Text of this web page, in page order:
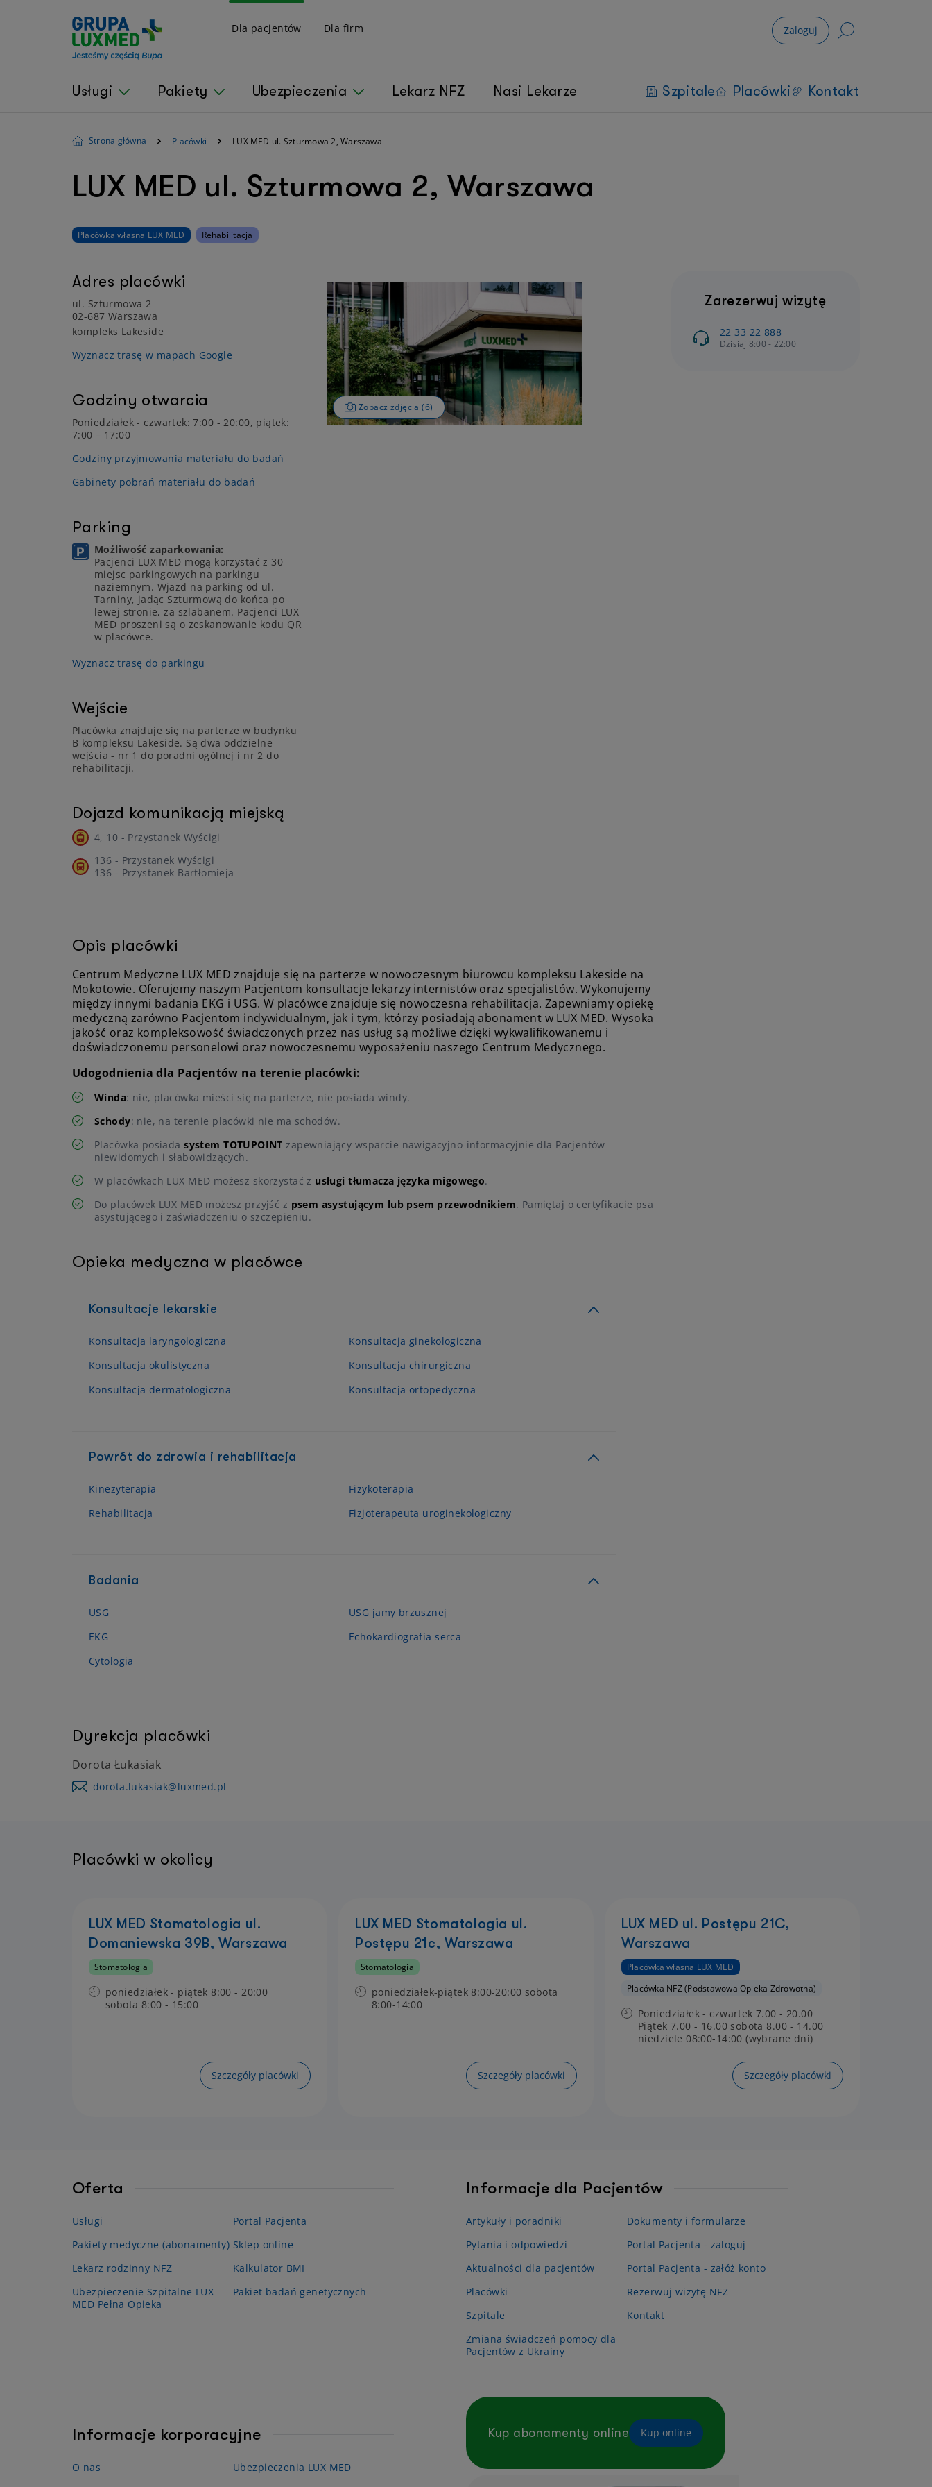
Dla pacjentów Dla firm Zaloguj
Usługi Pakiety Ubezpieczenia Lekarz NFZ Nasi Lekarze Szpitale Placówki Kontakt
Strona główna Placówki LUX MED ul. Szturmowa 2, Warszawa
LUX MED ul. Szturmowa 2, Warszawa
Placówka własna LUX MED Rehabilitacja
Adres placówki
ul. Szturmowa 2
02-687 Warszawa
kompleks Lakeside
Wyznacz trasę w mapach Google
Godziny otwarcia
Poniedziałek - czwartek: 7:00 - 20:00, piątek:
7:00 – 17:00
Godziny przyjmowania materiału do badań
Gabinety pobrań materiału do badań
Parking
Możliwość zaparkowania:
Pacjenci LUX MED mogą korzystać z 30
miejsc parkingowych na parkingu
naziemnym. Wjazd na parking od ul.
Tarniny, jadąc Szturmową do końca po
lewej stronie, za szlabanem. Pacjenci LUX
MED proszeni są o zeskanowanie kodu QR
w placówce.
Wyznacz trasę do parkingu
Wejście
Placówka znajduje się na parterze w budynku
B kompleksu Lakeside. Są dwa oddzielne
wejścia - nr 1 do poradni ogólnej i nr 2 do
rehabilitacji.
Dojazd komunikacją miejską
4, 10 - Przystanek Wyścigi
136 - Przystanek Wyścigi
136 - Przystanek Bartłomieja
Zobacz zdjęcia (6)
Opis placówki
Centrum Medyczne LUX MED znajduje się na parterze w nowoczesnym biurowcu kompleksu Lakeside na
Mokotowie. Oferujemy naszym Pacjentom konsultacje lekarzy internistów oraz specjalistów. Wykonujemy
między innymi badania EKG i USG. W placówce znajduje się nowoczesna rehabilitacja. Zapewniamy opiekę
medyczną zarówno Pacjentom indywidualnym, jak i tym, którzy posiadają abonament w LUX MED. Wysoka
jakość oraz kompleksowość świadczonych przez nas usług są możliwe dzięki wykwalifikowanemu i
doświadczonemu personelowi oraz nowoczesnemu wyposażeniu naszego Centrum Medycznego.
Udogodnienia dla Pacjentów na terenie placówki:
Winda: nie, placówka mieści się na parterze, nie posiada windy.
Schody: nie, na terenie placówki nie ma schodów.
Placówka posiadasystem TOTUPOINT zapewniający wsparcie nawigacyjno-informacyjnie dla Pacjentów
niewidomych i słabowidzących.
W placówkach LUX MED możesz skorzystać z usługi tłumacza języka migowego.
Do placówek LUX MED możesz przyjść z psem asystującym lub psem przewodnikiem. Pamiętaj o certyfikacie psa
asystującego i zaświadczeniu o szczepieniu.
Opieka medyczna w placówce
Konsultacje lekarskie
Konsultacja laryngologiczna
Konsultacja okulistyczna
Konsultacja dermatologiczna
Konsultacja ginekologiczna
Konsultacja chirurgiczna
Konsultacja ortopedyczna
Powrót do zdrowia i rehabilitacja
Kinezyterapia
Rehabilitacja
Fizykoterapia
Fizjoterapeuta uroginekologiczny
Badania
USG
EKG
Cytologia
USG jamy brzusznej
Echokardiografia serca
Dyrekcja placówki
Dorota Łukasiak
dorota.lukasiak@luxmed.pl
Zarezerwuj wizytę
22 33 22 888
Dzisiaj 8:00 - 22:00
Placówki w okolicy
LUX MED Stomatologia ul.
Domaniewska 39B, Warszawa
Stomatologia
poniedziałek - piątek 8:00 - 20:00
sobota 8:00 - 15:00
Szczegóły placówki
LUX MED Stomatologia ul.
Postępu 21c, Warszawa
Stomatologia
poniedziałek-piątek 8:00-20:00 sobota
8:00-14:00
Szczegóły placówki
LUX MED ul. Postępu 21C,
Warszawa
Placówka własna LUX MED
Placówka NFZ (Podstawowa Opieka Zdrowotna)
Poniedziałek - czwartek 7.00 - 20.00
Piątek 7.00 - 16.00 sobota 8.00 - 14.00
niedziele 08:00-14:00 (wybrane dni)
Szczegóły placówki
Oferta
Usługi
Pakiety medyczne (abonamenty)
Lekarz rodzinny NFZ
Ubezpieczenie Szpitalne LUX
MED Pełna Opieka
Portal Pacjenta
Sklep online
Kalkulator BMI
Pakiet badań genetycznych
Informacje dla Pacjentów
Artykuły i poradniki
Pytania i odpowiedzi
Aktualności dla pacjentów
Placówki
Szpitale
Zmiana świadczeń pomocy dla
Pacjentów z Ukrainy
Dokumenty i formularze
Portal Pacjenta - zaloguj
Portal Pacjenta - załóż konto
Rezerwuj wizytę NFZ
Kontakt
Informacje korporacyjne
O nas
Ubezpieczenia LUX MED
Kup abonamenty online Kup online